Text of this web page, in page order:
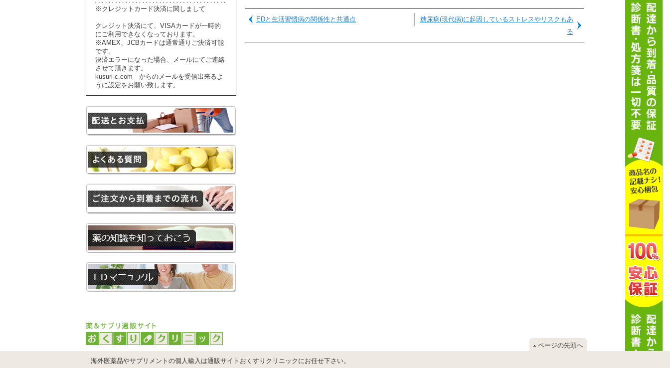
EDと生活習慣病の関係性と共通点
糖尿病(現代病)に起因しているストレスやリスクもあ
る
※クレジットカード決済に関しまして
クレジット決済にて、VISAカードが一時的
にご利用できなくなっております。
※AMEX、JCBカードは通常通りご決済可能
です。
決済エラーになった場合、メールにてご連絡
させて頂きます。
kusuri-c.com からのメールを受信出来るよ
うに設定をお願い致します。
ページの先頭へ
海外医薬品やサプリメントの個人輸入は通販サイトおくすりクリニックにお任せ下さい。